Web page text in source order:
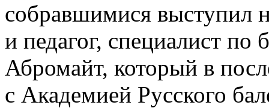
собравшимися выступил
и педагог, специалист по
Абромайт, который в
с Академией Русского